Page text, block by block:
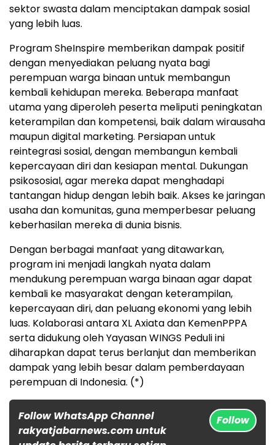
sektor swasta dalam menciptakan dampak sosial
yang lebih luas.
Program SheInspire memberikan dampak positif
dengan menyediakan peluang nyata bagi
perempuan warga binaan untuk membangun
kembali kehidupan mereka. Beberapa manfaat
utama yang diperoleh peserta meliputi peningkatan
keterampilan dan kompetensi, baik dalam wirausaha
maupun digital marketing. Persiapan untuk
reintegrasi sosial, dengan membangun kembali
kepercayaan diri dan kesiapan mental. Dukungan
psikososial, agar mereka dapat menghadapi
tantangan hidup dengan lebih baik. Akses ke jaringan
usaha dan komunitas, guna memperbesar peluang
keberhasilan mereka di dunia bisnis.
Dengan berbagai manfaat yang ditawarkan,
program ini menjadi langkah nyata dalam
mendukung perempuan warga binaan agar dapat
kembali ke masyarakat dengan keterampilan,
kepercayaan diri, dan peluang ekonomi yang lebih
luas. Kolaborasi antara XL Axiata dan KemenPPPA
serta didukung oleh Yayasan WINGS Peduli ini
diharapkan dapat terus berlanjut dan memberikan
dampak yang lebih besar dalam pemberdayaan
perempuan di Indonesia. (*)
Follow WhatsApp Channel
rakyatjabarnews.com untuk
Follow